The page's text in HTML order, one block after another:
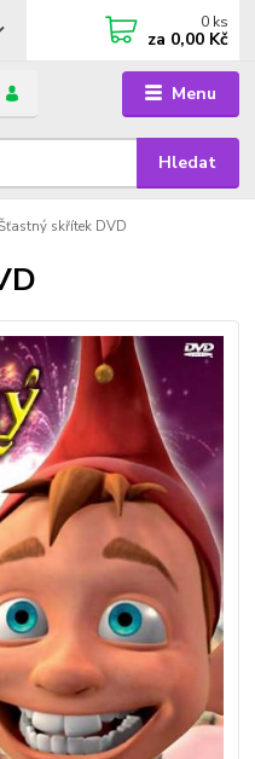
Menu
Hledat
0 ks
za 0,00 Kč
skřítek DVD